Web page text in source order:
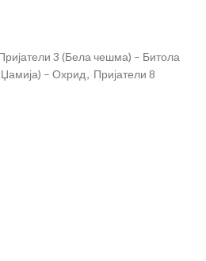
3 (Бела чешма) – Битола
Џамија) – Охрид, Пријатели 8